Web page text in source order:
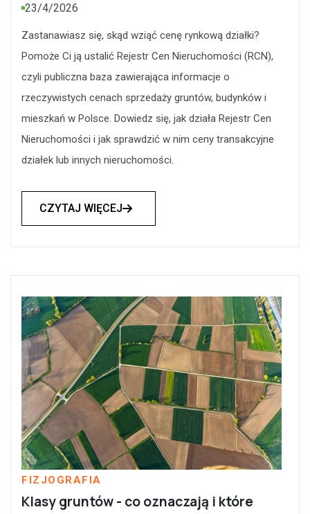
23/4/2026
Zastanawiasz się, skąd wziąć cenę rynkową działki?
Pomoże Ci ją ustalić Rejestr Cen Nieruchomości (RCN),
czyli publiczna baza zawierająca informacje o
rzeczywistych cenach sprzedaży gruntów, budynków i
mieszkań w Polsce. Dowiedz się, jak działa Rejestr Cen
Nieruchomości i jak sprawdzić w nim ceny transakcyjne
działek lub innych nieruchomości.
CZYTAJ WIĘCEJ
FIZJOGRAFIA
Klasy gruntów - co oznaczają i które